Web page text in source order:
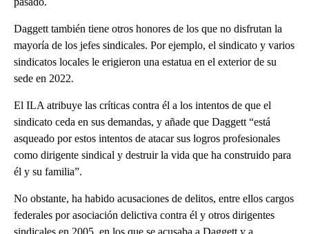
Daggett también tiene otros honores de los que no disfrutan la
mayoría de los jefes sindicales. Por ejemplo, el sindicato y varios
sindicatos locales le erigieron una estatua en el exterior de su
sede en 2022.
El ILA atribuye las críticas contra él a los intentos de que el
sindicato ceda en sus demandas, y añade que Daggett “está
asqueado por estos intentos de atacar sus logros profesionales
como dirigente sindical y destruir la vida que ha construido para
él y su familia”.
No obstante, ha habido acusaciones de delitos, entre ellos cargos
federales por asociación delictiva contra él y otros dirigentes
sindicales en 2005, en los que se acusaba a Daggett y a